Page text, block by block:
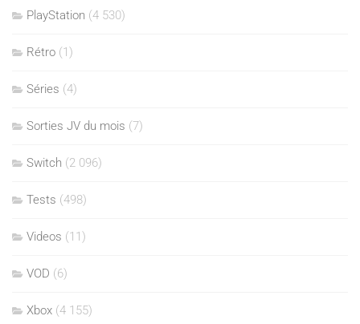
PlayStation (4 530)
Rétro (1)
Séries (4)
Sorties JV du mois (7)
Switch (2 096)
Tests (498)
Videos (11)
VOD (6)
Xbox (4 155)